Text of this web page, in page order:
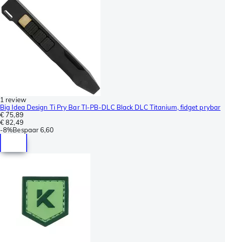
1 review
Big Idea Design Ti Pry Bar TI-PB-DLC Black DLC Titanium, fidget prybar
€ 75,89
€ 82,49
-8%Bespaar6,60